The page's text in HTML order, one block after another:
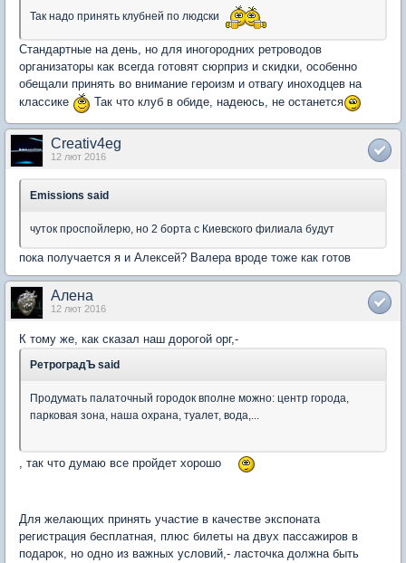
Так надо принять клубней по людски
Стандартные на день, но для иногородних ретроводов
организаторы как всегда готовят сюрприз и скидки, особенно
обещали принять во внимание героизм и отвагу иноходцев на
классике
Так что клуб в обиде, надеюсь, не останется
Creativ4eg
12 лют 2016
Emissions said
чуток проспойлерю, но 2 борта с Киевского филиала будут
пока получается я и Алексей? Валера вроде тоже как готов
Алена
12 лют 2016
К тому же, как сказал наш дорогой орг,-
РетроградЪ said
Продумать палаточный городок вполне можно: центр города,
парковая зона, наша охрана, туалет, вода,...
, так что думаю все пройдет хорошо
Для желающих принять участие в качестве экспоната
регистрация бесплатная, плюс билеты на двух пассажиров в
подарок, но одно из важных условий,- ласточка должна быть